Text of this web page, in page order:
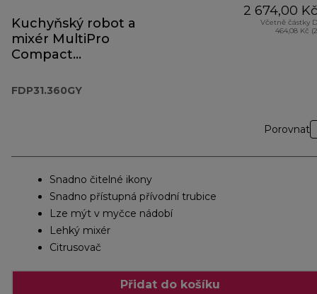
Kuchyňský robot a
mixér MultiPro
Compact
FDP31.360GY
2 674,00 Kč
Včetně částky
464,08 Kč
Porovnat
Snadno čitelné ikony
Snadno přístupná přívodní trubice
Lze mýt v myčce nádobí
Lehký mixér
Citrusovač
Přidat do košíku